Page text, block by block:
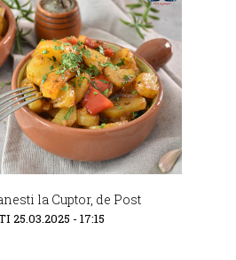
la Cuptor, de Post
25.03.2025 - 17:15